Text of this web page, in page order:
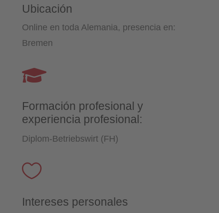
Ubicación
Online en toda Alemania, presencia en:
Bremen

Formación profesional y
experiencia profesional:
Diplom-Betriebswirt (FH)

Intereses personales